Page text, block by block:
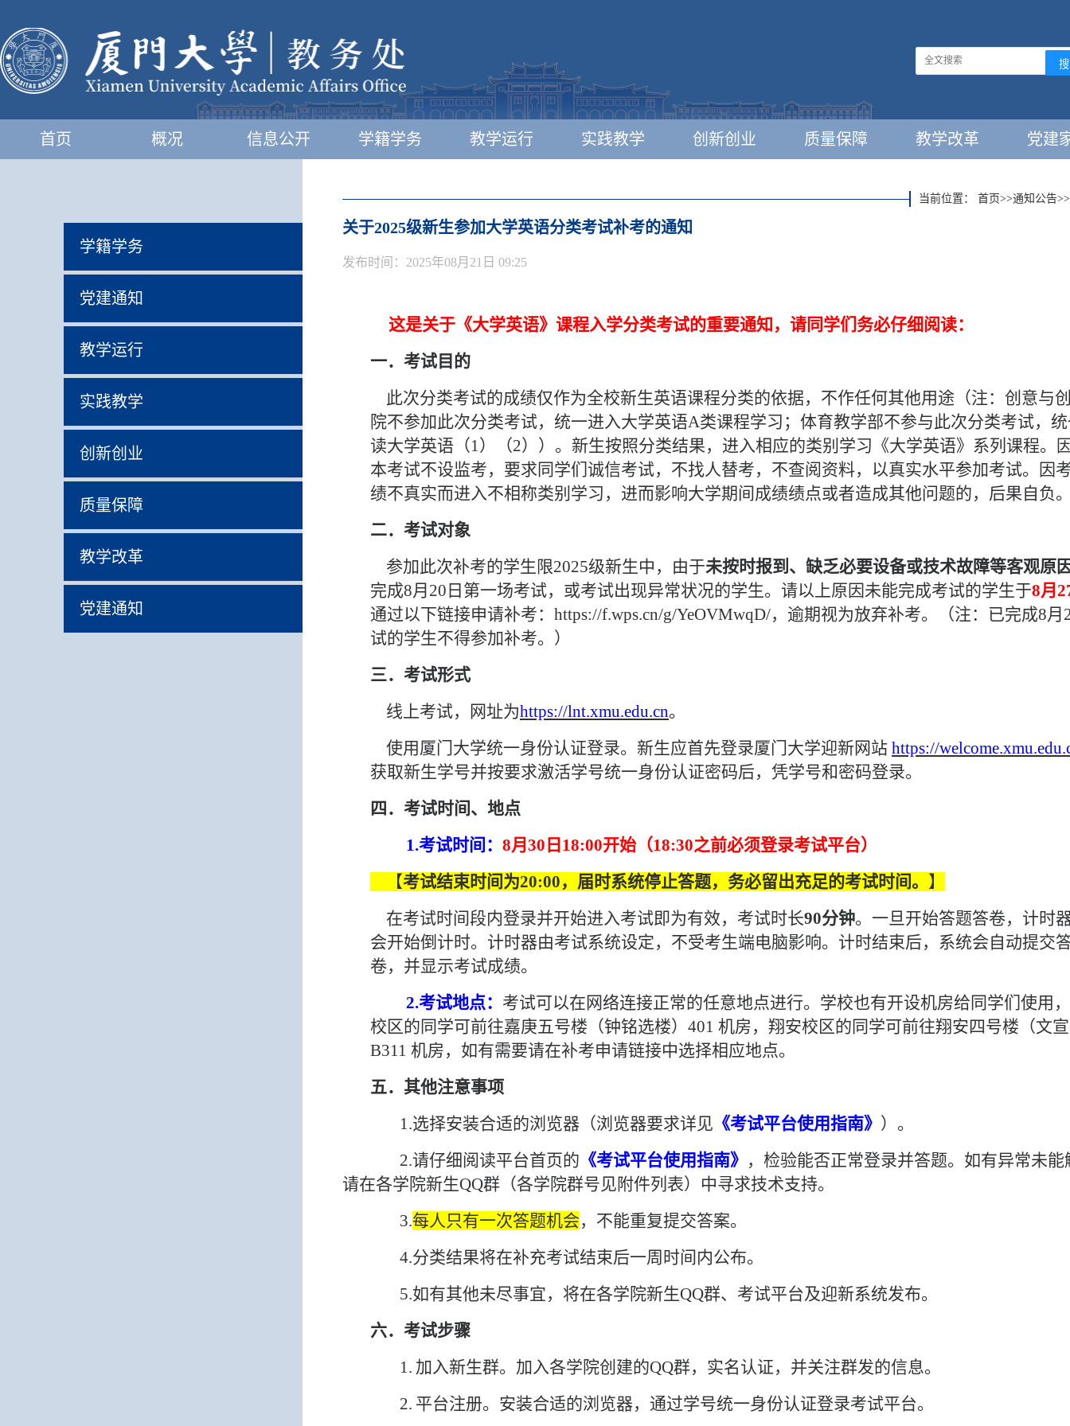
首页 概况 信息公开 学籍学务 教学运行 实践教学 创新创业 质量保障 教学改革 党建
学籍学务
党建通知
教学运行
实践教学
创新创业
质量保障
教学改革
党建通知
当前位置： 首页>>通知公告>>
关于2025级新生参加大学英语分类考试补考的通知
发布时间：2025年08月21日 09:25
这是关于《大学英语》课程入学分类考试的重要通知，请同学们务必仔细阅读：
一． 考试目的
此次分类考试的成绩仅作为全校新生英语课程分类的依据，不作任何其他用途（注：创意与
院不参加此次分类考试，统一进入大学英语A类课程学习；体育教学部不参与此次分类考试，
读大学英语（1）（2））。新生按照分类结果，进入相应的类别 学习《大学英语》系列课程。
本考试不设监考，要求同学们诚信考试，不找人替考，不查阅资料，以真实水平参加考试。因
绩不真实而进入不相称类别 学习，进而影响大学期间成绩绩点或者造成其他问题的，后果自负
二．考试对象
参加此次补考的学生限2025级新生中，由于未按时报到、缺乏必要设备或技术故障等客观原
完成8月 20 日第一场考试，或考试出现异常状况的学生。请以上原因未能完成考试的学生于8月
通过以下链接申请补考： https://f.wps.cn/g/YeOVMwqD/，逾期视为放弃补考。 （注： 已完成8月
试的学生不得参加补考。 ）
三． 考试形式
线上考试，网址为https://lnt.xmu.edu.cn。
使用厦门大学统一身份认证登录。新生应首先登录厦门大学迎新网站 https://
获取新生学号并按要求激活学号统一身份认证密码后，凭学号和密码登录。
四． 考试时间、 地点
1.考试时间 ： 8月 30 日 18:00开始（18:30之前必须登录考试平台）
【考试结束时间为20:00，届时系统停止答题，务必留出充足的考试时间。 】
在考试时间段内登录并开始进入考试即为有效，考试时长90分钟。一旦开始答题答卷，计时
会开始倒计时。计时器由考试系统设定，不受考生端电脑影响。计时结束后，系统会自动提交
卷，并显示考试成绩。
2.考试地点： 考试可以在网络连接正常的任意地点进行。学校也有开设机房给同学们使用
校区的同学可前往嘉庚五号楼（钟铭选楼） 401 机房，翔安校区的同学可前往翔安四号楼（文
B311 机房，如有需要请在补考申请链接中选择相应地点。
五． 其他注意事项
1.选择安装合适的浏览器（浏览器要求详见 《考试平台使用指南》 ）。
2.请仔细阅读平台首页的 《考试平台使用指南》 ，检验能否正常登录并答题。如有异常未能
请在各学院新生QQ群（各学院群号见附件列表）中寻求技术支持。
3.每人只有一次答题机会，不能重复提交答案。
4.分类结果将在补充考试结束后一周时间内公布。
5.如有其他未尽事宜，将在各学院新生QQ群、考试平台及迎新系统发布。
六． 考试步骤
1. 加入新生群。加入各学院创建的QQ群，实名认证，并关注群发的信息。
2. 平台注册。安装合适的浏览器，通过学号统一身份认证登录考试平台。